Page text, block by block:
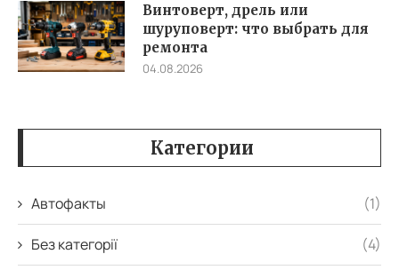
Винтоверт, дрель или
шуруповерт: что выбрать для
ремонта
04.08.2026
Категории
Автофакты (1)
Без категорії (4)